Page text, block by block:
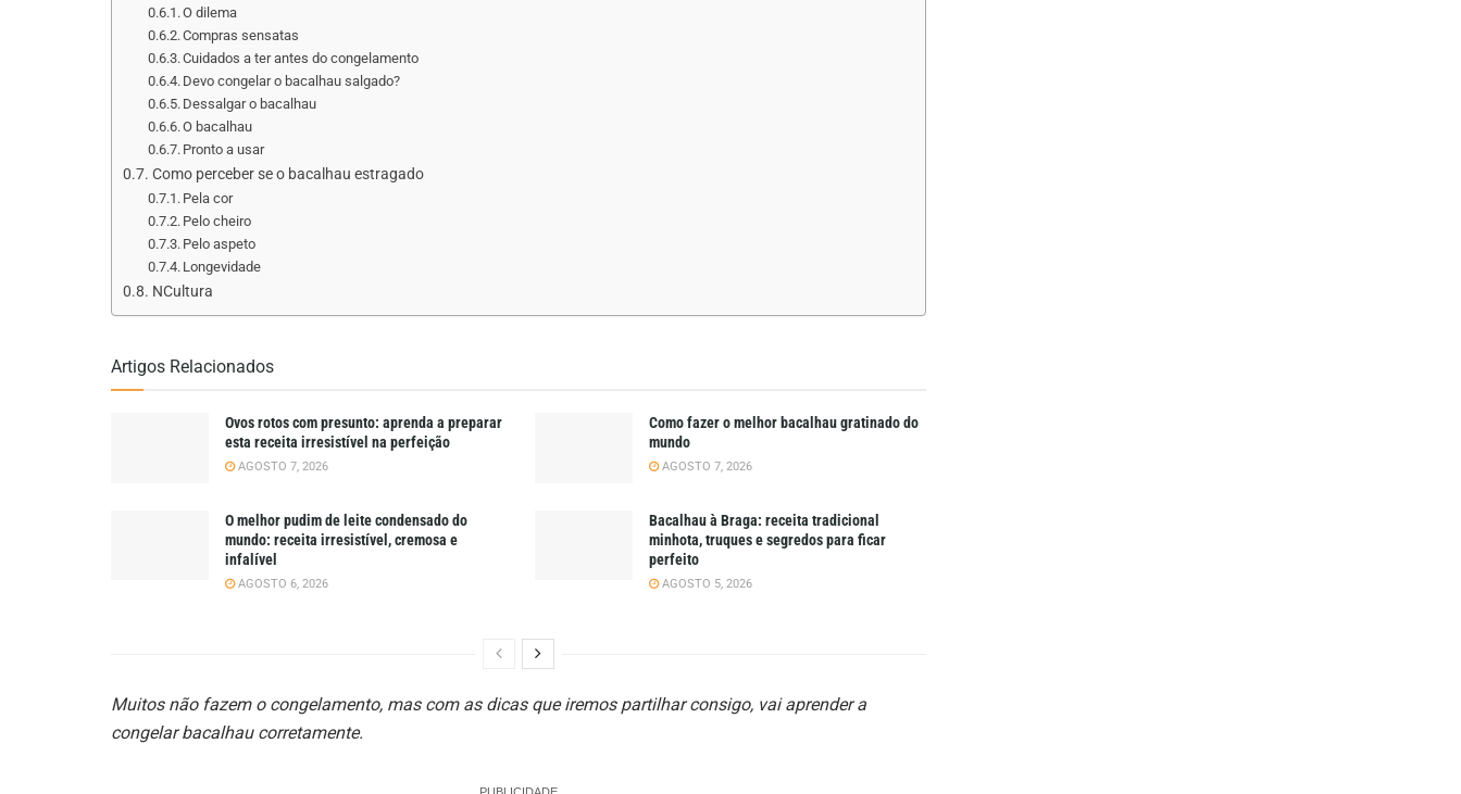
O dilema
Compras sensatas
Cuidados a ter antes do congelamento
Devo congelar o bacalhau salgado?
Dessalgar o bacalhau
O bacalhau
Pronto a usar
Como perceber se o bacalhau estragado
Pela cor
Pelo cheiro
Pelo aspeto
Longevidade
NCultura
Artigos Relacionados
Ovos rotos com presunto: aprenda a preparar
esta receita irresistível na perfeição
AGOSTO 7, 2026
Como fazer o melhor bacalhau gratinado do
mundo
AGOSTO 7, 2026
O melhor pudim de leite condensado do
mundo: receita irresistível, cremosa e
infalível
AGOSTO 6, 2026
Bacalhau à Braga: receita tradicional
minhota, truques e segredos para ficar
perfeito
AGOSTO 5, 2026
Muitos não fazem o congelamento, mas com as dicas que iremos partilhar consigo, vai aprender a
congelar bacalhau corretamente.
PUBLICIDADE